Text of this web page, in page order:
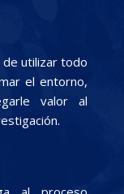
de utilizar todo
el entorno,
valor al